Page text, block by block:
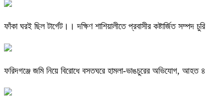
ফাঁকা ঘরই ছিল টার্গেট।। দক্ষিণ শাশিয়ালীতে প্রবাসীর কষ্টার্জিত সম্পদ চুরি
ফরিদগঞ্জে জমি নিয়ে বিরোধে বসতঘরে হামলা-ভাঙচুরের অভিযোগ, আহত ৪